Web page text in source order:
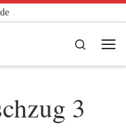
Search
3